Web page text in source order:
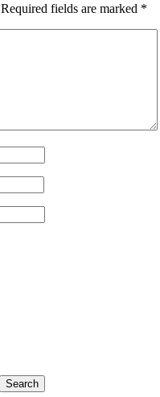
Required fields are marked *
Search